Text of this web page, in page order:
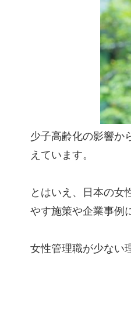
少子高齢化の影響か
えています。
とはいえ、日本の女
やす施策や企業事例
女性管理職が少ない